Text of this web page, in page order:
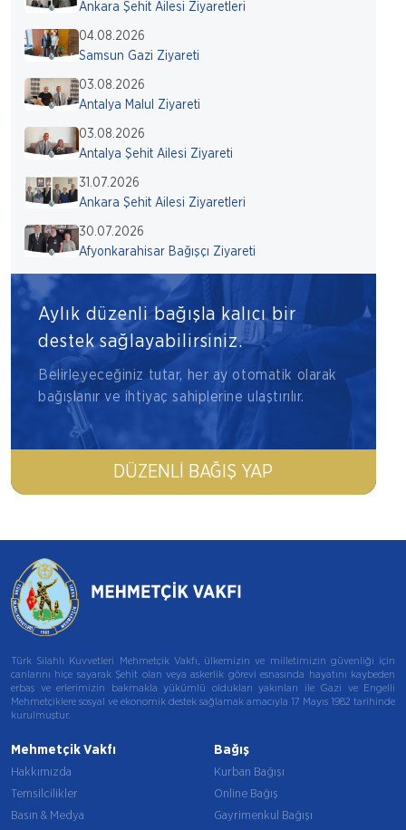
Ankara Şehit Ailesi Ziyaretleri
04.08.2026
Samsun Gazi Ziyareti
03.08.2026
Antalya Malul Ziyareti
03.08.2026
Antalya Şehit Ailesi Ziyareti
31.07.2026
Ankara Şehit Ailesi Ziyaretleri
30.07.2026
Afyonkarahisar Bağışçı Ziyareti
Aylık düzenli bağışla kalıcı bir
destek sağlayabilirsiniz.
Belirleyeceğiniz tutar, her ay otomatik olarak
bağışlanır ve ihtiyaç sahiplerine ulaştırılır.
DÜZENLI BAĞIŞ YAP
Türk Silahlı Kuvvetleri Mehmetçik Vakfı, ülkemizin ve milletimizin güvenliği için
canlarını hiçe sayarak Şehit olan veya askerlik görevi esnasında hayatını kaybeden
erbaş ve erlerimizin bakmakla yükümlü oldukları yakınları ile Gazi ve Engelli
Mehmetçiklere sosyal ve ekonomik destek sağlamak amacıyla 17 Mayıs 1982 tarihinde
kurulmuştur.
Mehmetçik Vakfı
Hakkımızda
Temsilcilikler
Basın & Medya
Bağış
Kurban Bağışı
Online Bağış
Gayrimenkul Bağışı